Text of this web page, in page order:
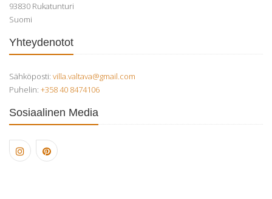
93830 Rukatunturi
Suomi
Yhteydenotot
Sähköposti: villa.valtava@gmail.com
Puhelin: +358 40 8474106
Sosiaalinen Media